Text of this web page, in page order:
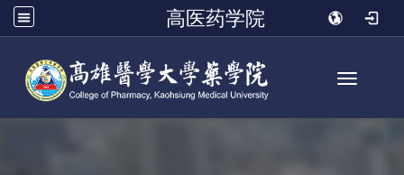
高医药学院
Toggle